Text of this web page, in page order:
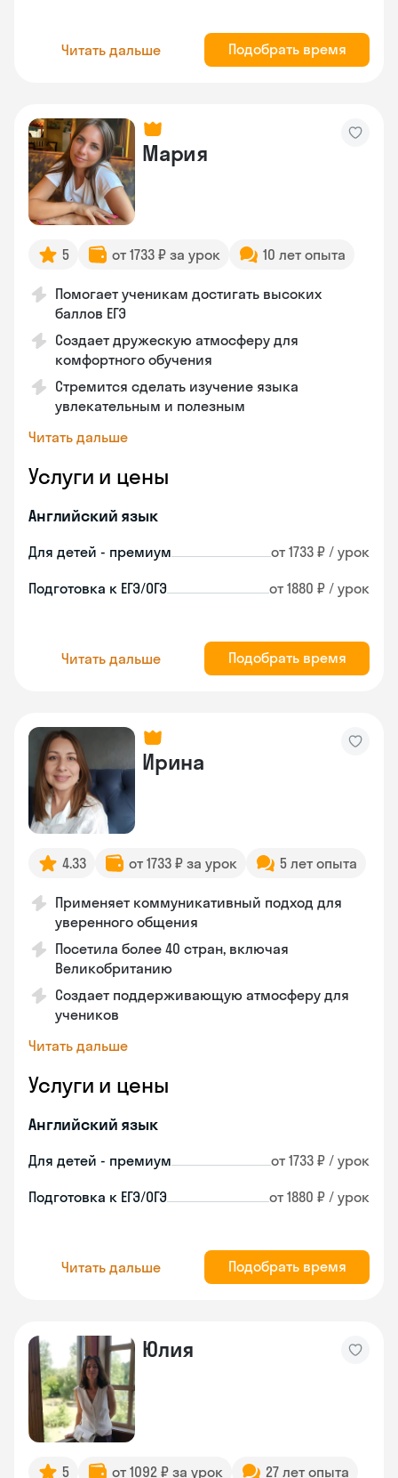
Читать дальше Подобрать время
Мария
5 от 1733 ₽ за урок 10 лет опыта
Помогает ученикам достигать высоких
баллов ЕГЭ
Создает дружескую атмосферу для
комфортного обучения
Стремится сделать изучение языка
увлекательным и полезным
Читать дальше
Услуги и цены
Английский язык
Для детей - премиум от 1733 ₽ / урок
Подготовка к ЕГЭ/ОГЭ от 1880 ₽ / урок
Читать дальше Подобрать время
Ирина
4.33 от 1733 ₽ за урок 5 лет опыта
Применяет коммуникативный подход для
уверенного общения
Посетила более 40 стран, включая
Великобританию
Создает поддерживающую атмосферу для
учеников
Читать дальше
Услуги и цены
Английский язык
Для детей - премиум от 1733 ₽ / урок
Подготовка к ЕГЭ/ОГЭ от 1880 ₽ / урок
Читать дальше Подобрать время
Юлия
5 от 1092 ₽ за урок
27 лет опыта